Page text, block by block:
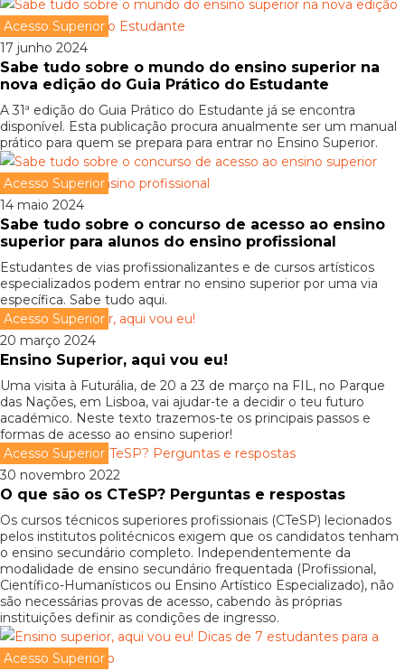
Acesso Superior
17 junho 2024
Sabe tudo sobre o mundo do ensino superior na
nova edição do Guia Prático do Estudante
A 31ª edição do Guia Prático do Estudante já se encontra
disponível. Esta publicação procura anualmente ser um manual
prático para quem se prepara para entrar no Ensino Superior.
Acesso Superior
14 maio 2024
Sabe tudo sobre o concurso de acesso ao ensino
superior para alunos do ensino profissional
Estudantes de vias profissionalizantes e de cursos artísticos
especializados podem entrar no ensino superior por uma via
específica. Sabe tudo aqui.
Acesso Superior
20 março 2024
Ensino Superior, aqui vou eu!
Uma visita à Futurália, de 20 a 23 de março na FIL, no Parque
das Nações, em Lisboa, vai ajudar-te a decidir o teu futuro
académico. Neste texto trazemos-te os principais passos e
formas de acesso ao ensino superior!
Acesso Superior
30 novembro 2022
O que são os CTeSP? Perguntas e respostas
Os cursos técnicos superiores profissionais (CTeSP) lecionados
pelos institutos politécnicos exigem que os candidatos tenham
o ensino secundário completo. Independentemente da
modalidade de ensino secundário frequentada (Profissional,
Científico-Humanísticos ou Ensino Artístico Especializado), não
são necessárias provas de acesso, cabendo às próprias
instituições definir as condições de ingresso.
Acesso Superior